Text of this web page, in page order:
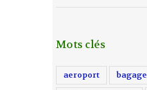
Mots clés
aeroport bagage